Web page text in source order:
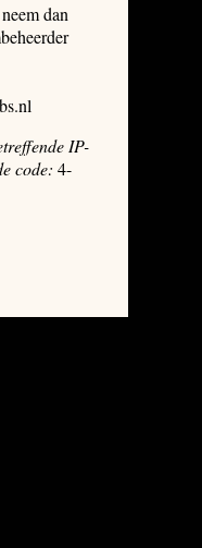
dan
IP-
code: 4-